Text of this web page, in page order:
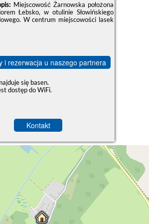
Miejscowość Żarnowska położona
Łebsko, w otulinie Słowińskiego
W centrum miejscowości lasek
i rezerwacja u naszego partnera
się basen.
dostęp do WiFi.
Kontakt